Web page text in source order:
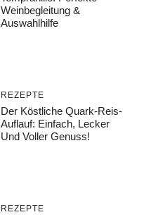
Weinbegleitung &
Auswahlhilfe
REZEPTE
Der Köstliche Quark-Reis-
Auflauf: Einfach, Lecker
Und Voller Genuss!
REZEPTE